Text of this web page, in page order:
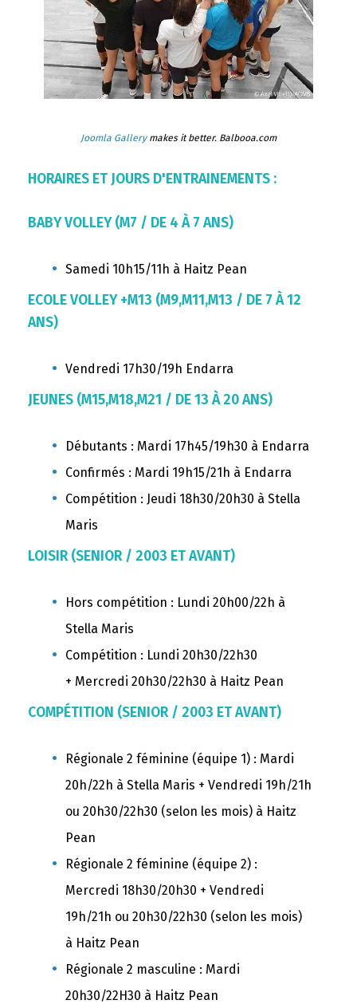
Joomla Gallerymakes it better. Balbooa.com
HORAIRES ET JOURS D'ENTRAINEMENTS :
BABY VOLLEY (M7 / DE 4 À 7 ANS)
Samedi 10h15/11h à Haitz Pean
ECOLE VOLLEY +M13 (M9,M11,M13 / DE 7 À 12
ANS)
Vendredi 17h30/19h Endarra
JEUNES (M15,M18,M21 / DE 13 À 20 ANS)
Débutants : Mardi 17h45/19h30 à Endarra
Confirmés : Mardi 19h15/21h à Endarra
Compétition : Jeudi 18h30/20h30 à Stella
Maris
LOISIR (SENIOR / 2003 ET AVANT)
Hors compétition : Lundi 20h00/22h à
Stella Maris
Compétition : Lundi 20h30/22h30
+ Mercredi 20h30/22h30 à Haitz Pean
COMPÉTITION (SENIOR / 2003 ET AVANT)
Régionale 2 féminine (équipe 1) : Mardi
20h/22h à Stella Maris + Vendredi 19h/21h
ou 20h30/22h30 (selon les mois) à Haitz
Pean
Régionale 2 féminine (équipe 2) :
Mercredi 18h30/20h30 + Vendredi
19h/21h ou 20h30/22h30 (selon les mois)
à Haitz Pean
Régionale 2 masculine : Mardi
20h30/22H30 à Haitz Pean